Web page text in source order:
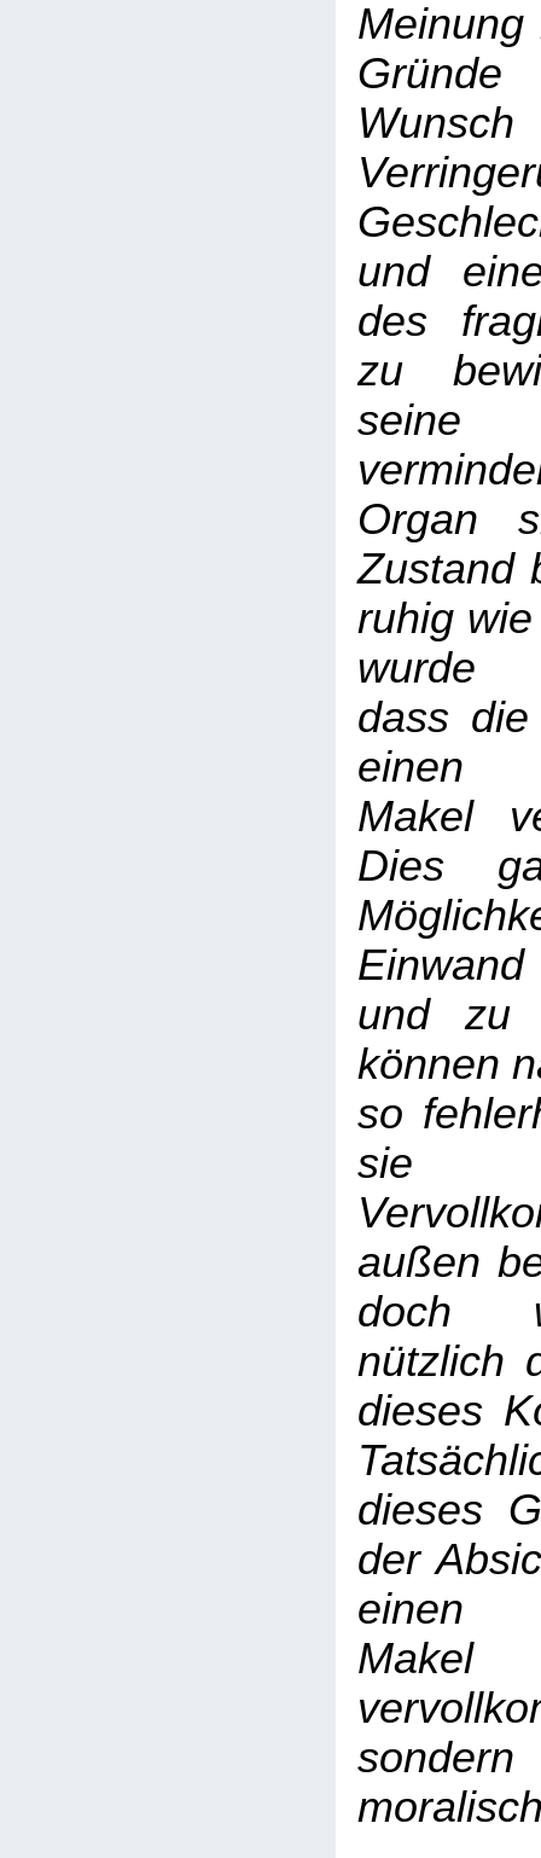
und
des
zu
Organ
Zustand
ruhig
wurde
dass die
einen
Makel
Dies
und zu
können
so
sie
außen
doch
nützlich
dieses
dieses
der
einen